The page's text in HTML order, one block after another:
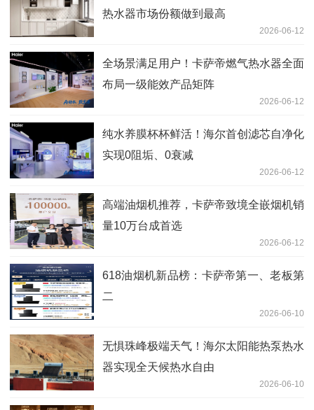
热水器市场份额做到最高
2026-06-12
全场景满足用户！卡萨帝燃气热水器全面
布局一级能效产品矩阵
2026-06-12
纯水养膜杯杯鲜活！海尔首创滤芯自净化
实现0阻垢、0衰减
2026-06-12
高端油烟机推荐，卡萨帝致境全嵌烟机销
量10万台成首选
2026-06-12
618油烟机新品榜：卡萨帝第一、老板第
二
2026-06-10
无惧珠峰极端天气！海尔太阳能热泵热水
器实现全天候热水自由
2026-06-10